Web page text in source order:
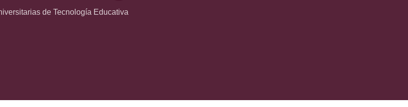
de Tecnología Educativa